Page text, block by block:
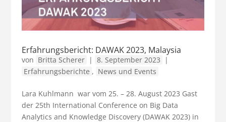
Erfahrungsbericht: DAWAK 2023, Malaysia
von Britta Scherer | 8. September 2023
|
Erfahrungsberichte , News und Events
Lara Kuhlmann war vom 25. – 28. August 2023 Gast
der 25th International Conference on Big Data
Analytics and Knowledge Discovery (DAWAK 2023) in